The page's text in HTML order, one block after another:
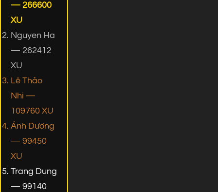
— 266600
XU
Nguyen Ha
— 262412
XU
Lê Thảo
Nhi —
109760 XU
Ánh Dương
— 99450
XU
Trang Dung
— 99140